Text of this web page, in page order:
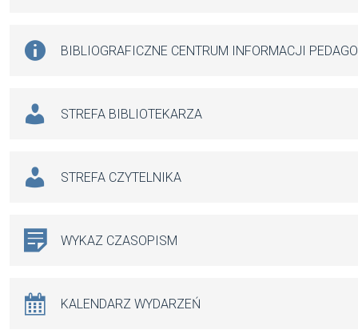
BIBLIOGRAFICZNE CENTRUM INFORMACJI
STREFA BIBLIOTEKARZA
STREFA CZYTELNIKA
WYKAZ CZASOPISM
KALENDARZ WYDARZEŃ